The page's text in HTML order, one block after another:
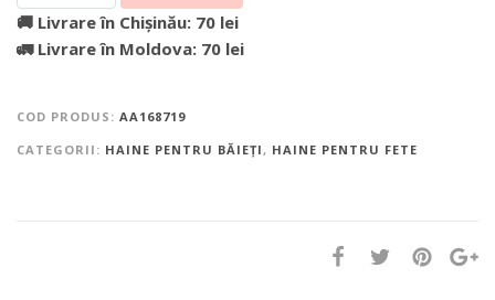
🚚 Livrare în Chișinău: 70 lei
🚛 Livrare în Moldova: 70 lei
COD PRODUS: AA168719
CATEGORII: HAINE PENTRU BĂIEȚI , HAINE PENTRU FETE